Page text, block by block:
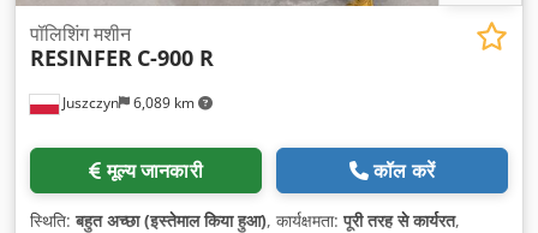
Juszczyn 6,089 km
पॉलिशिंग मशीन
RESINFER C-900 R
मूल्य जानकारी कॉल करें
स्थिति:बहुत अच्छा (इस्तेमाल किया हुआ), कार्यक्षमता:पूरी तरह से कार्यरत,